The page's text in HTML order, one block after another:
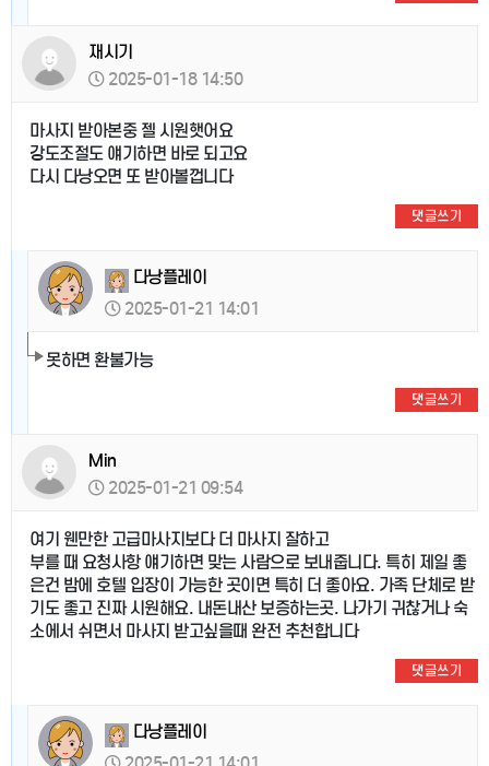
재시기
2025-01-18 14:50
마사지 받아본중 젤 시원햇어요
강도조절도 얘기하면 바로 되고요
다시 다낭오면 또 받아볼껍니다
댓글쓰기
다낭플레이
2025-01-21 14:01
못하면 환불가능
댓글쓰기
Min
2025-01-21 09:54
여기 웬만한 고급마사지보다 더 마사지 잘하고
부를 때 요청사항 얘기하면 맞는 사람으로 보내줍니다. 특히 제일 좋
은건 밤에 호텔 입장이 가능한 곳이면 특히 더 좋아요. 가족 단체로 받
기도 좋고 진짜 시원해요. 내돈내산 보증하는곳. 나가기 귀찮거나 숙
소에서 쉬면서 마사지 받고싶을때 완전 추천합니다
댓글쓰기
다낭플레이